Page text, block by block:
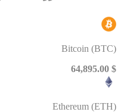
Bitcoin (BTC)
$ 64,895.00
Ethereum (ETH)